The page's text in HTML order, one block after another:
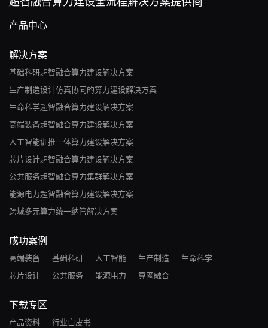
产品中心
解决方案
基础科研超智融合算力建设解决方案
生产制造设计仿真协同的算力建设解决方案
生命科学超智融合算力建设解决方案
高端装备超智融合算力建设解决方案
人工智能训推一体算力建设解决方案
芯片设计超智融合算力建设解决方案
公共服务超智融合算力集群解决方案
能源电力超智融合算力建设解决方案
跨域多元算力统一纳管解决方案
成功案例
高端装备 基础科研 人工智能 生产制造
生命科学
芯片设计
公共服务 能源电力 算网融合
下载专区
产品资料 行业白皮书